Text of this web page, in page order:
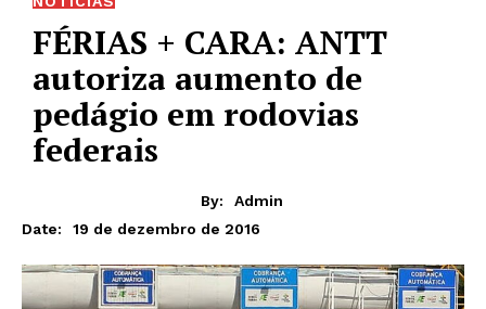
FÉRIAS + CARA: ANTT
autoriza aumento de
pedágio em rodovias
federais
By:
Admin
Date:
19 de dezembro de 2016